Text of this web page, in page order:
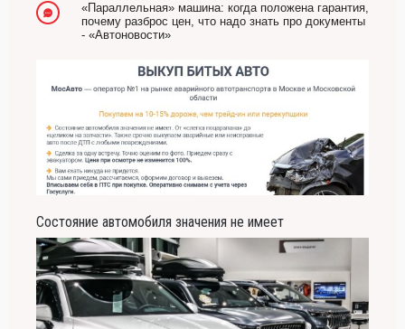
«Параллельная» машина: когда положена гарантия,
почему разброс цен, что надо знать про документы
- «Автоновости»
Состояние автомобиля значения не имеет